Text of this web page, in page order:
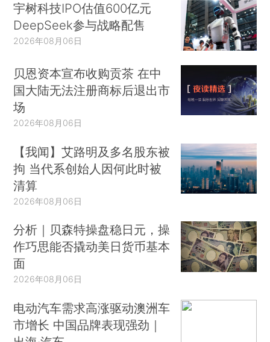
宇树科技IPO估值600亿元
DeepSeek参与战略配售
2026年08月06日
贝恩资本宣布收购贡茶 在中
国大陆无法注册商标后退出市
场
2026年08月06日
【我闻】艾路明及多名股东被
拘 当代系创始人因何此时被
清算
2026年08月06日
分析｜贝森特操盘稳日元，操
作巧思能否撬动美日货币基本
面
2026年08月06日
电动汽车需求高涨驱动澳洲车
市增长 中国品牌表现强劲｜